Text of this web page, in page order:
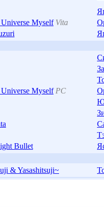
Myself Vita
Myself PC
Bullet
& Yasashitsuji~